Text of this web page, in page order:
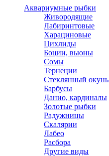
Аквариумные рыбки
Живородящие
Лабиринтовые
Харациновые
Цихлиды
Боции, вьюны
Сомы
Тернеции
Стеклянный окунь
Барбусы
Данио, кардиналы
Золотые рыбки
Радужницы
Скалярии
Лабео
Расбора
Другие виды